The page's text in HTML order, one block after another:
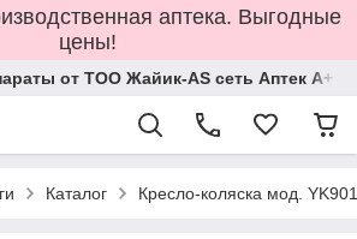
аптека. Выгодные
цены!
от ТОО Жайик-AS сеть Аптек А+
Каталог Кресло-коляска мод.